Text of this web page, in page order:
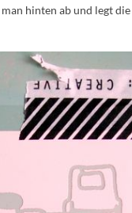
hinten ab und legt